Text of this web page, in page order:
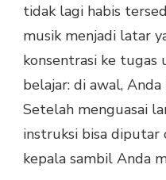
tidak lagi habis
musik menjadi latar
konsentrasi ke
belajar: di awal,
Setelah menguasai
instruksi bisa diputar
kepala sambil Anda